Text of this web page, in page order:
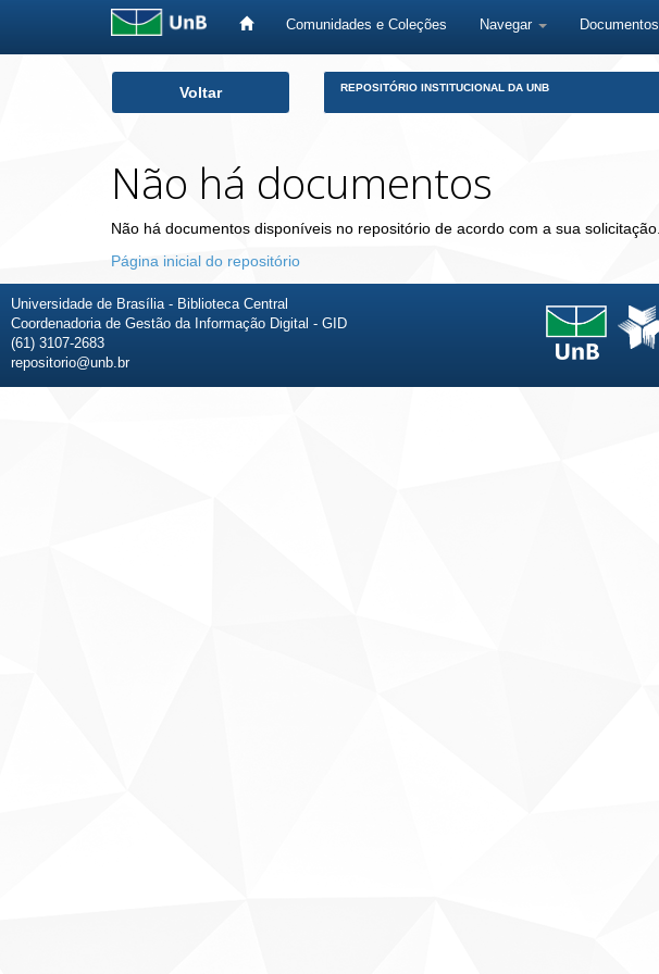
Comunidades e Coleções Navegar Documentos
Voltar REPOSITÓRIO INSTITUCIONAL DA UNB
Não há documentos
Não há documentos disponíveis no repositório de acordo com a sua solicitação.
Página inicial do repositório
Universidade de Brasília - Biblioteca Central
Coordenadoria de Gestão da Informação Digital - GID
(61) 3107-2683
repositorio@unb.br